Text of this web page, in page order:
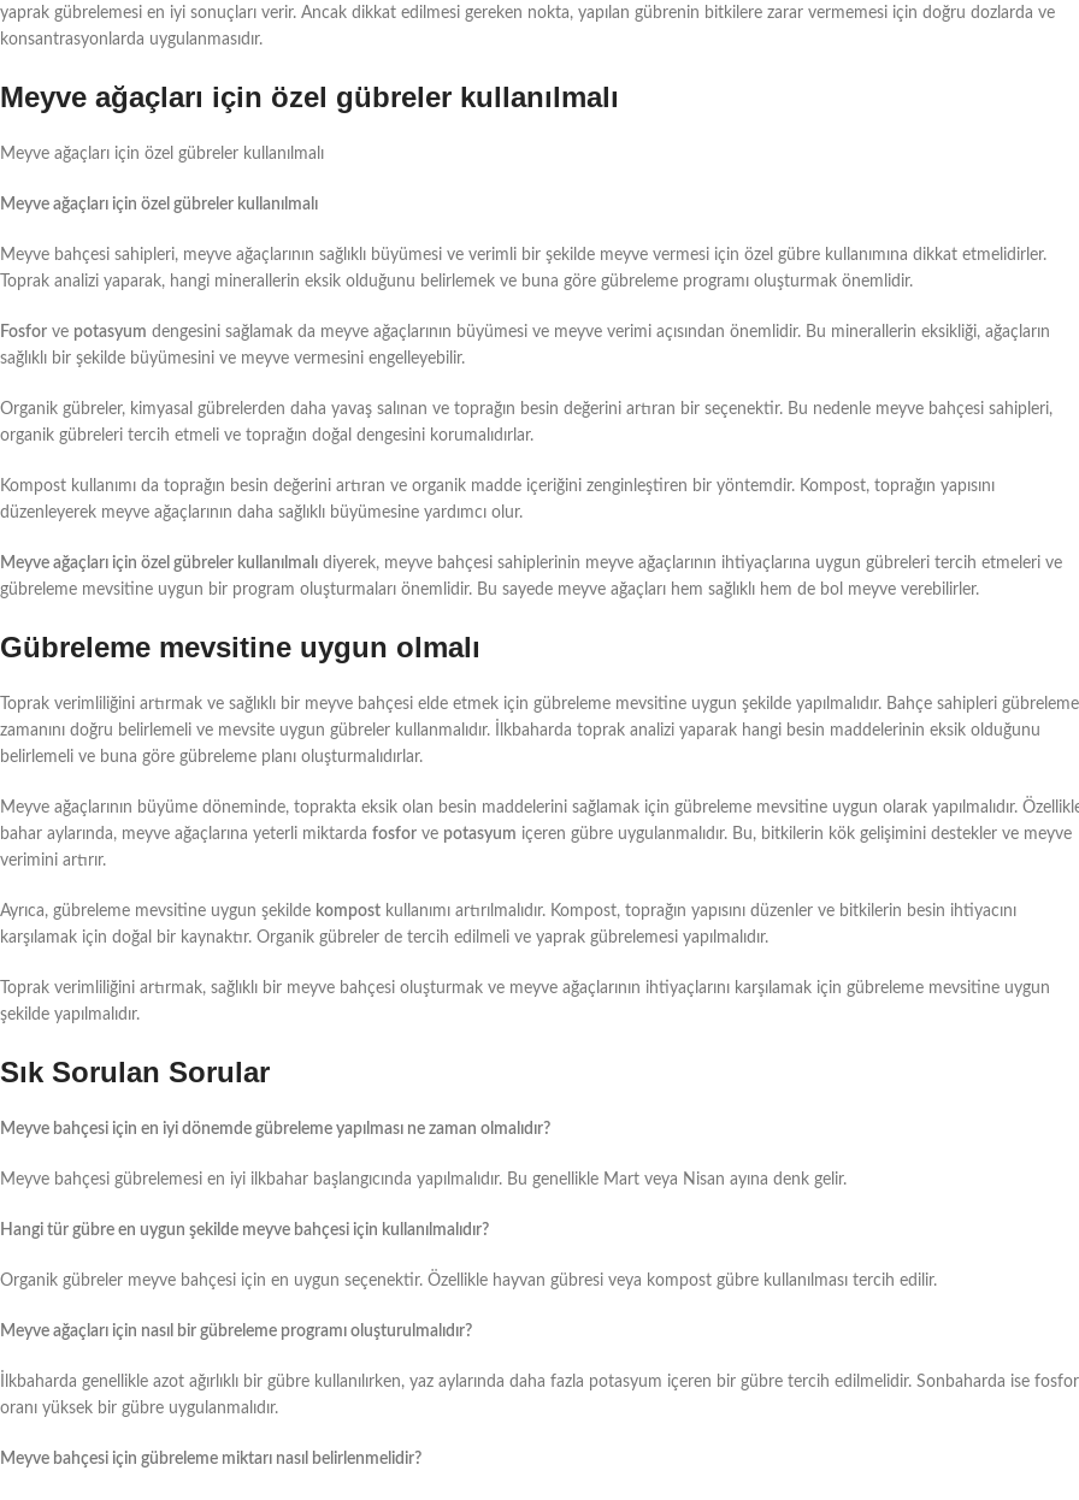
yaprak gübrelemesi en iyi sonuçları verir. Ancak dikkat edilmesi gereken nokta, yapılan gübrenin bitkilere zarar vermemesi için doğru dozlarda ve
konsantrasyonlarda uygulanmasıdır.
Meyve ağaçları için özel gübreler kullanılmalı
Meyve ağaçları için özel gübreler kullanılmalı
Meyve ağaçları için özel gübreler kullanılmalı
Meyve bahçesi sahipleri, meyve ağaçlarının sağlıklı büyümesi ve verimli bir şekilde meyve vermesi için özel gübre kullanımına dikkat etmelidirler.
Toprak analizi yaparak, hangi minerallerin eksik olduğunu belirlemek ve buna göre gübreleme programı oluşturmak önemlidir.
Fosfor ve potasyum dengesini sağlamak da meyve ağaçlarının büyümesi ve meyve verimi açısından önemlidir. Bu minerallerin eksikliği, ağaçların
sağlıklı bir şekilde büyümesini ve meyve vermesini engelleyebilir.
Organik gübreler, kimyasal gübrelerden daha yavaş salınan ve toprağın besin değerini artıran bir seçenektir. Bu nedenle meyve bahçesi sahipleri,
organik gübreleri tercih etmeli ve toprağın doğal dengesini korumalıdırlar.
Kompost kullanımı da toprağın besin değerini artıran ve organik madde içeriğini zenginleştiren bir yöntemdir. Kompost, toprağın yapısını
düzenleyerek meyve ağaçlarının daha sağlıklı büyümesine yardımcı olur.
Meyve ağaçları için özel gübreler kullanılmalı diyerek, meyve bahçesi sahiplerinin meyve ağaçlarının ihtiyaçlarına uygun gübreleri tercih etmeleri ve
gübreleme mevsitine uygun bir program oluşturmaları önemlidir. Bu sayede meyve ağaçları hem sağlıklı hem de bol meyve verebilirler.
Gübreleme mevsitine uygun olmalı
Toprak verimliliğini artırmak ve sağlıklı bir meyve bahçesi elde etmek için gübreleme mevsitine uygun şekilde yapılmalıdır. Bahçe sahipleri gübreleme
zamanını doğru belirlemeli ve mevsite uygun gübreler kullanmalıdır. İlkbaharda toprak analizi yaparak hangi besin maddelerinin eksik olduğunu
belirlemeli ve buna göre gübreleme planı oluşturmalıdırlar.
Meyve ağaçlarının büyüme döneminde, toprakta eksik olan besin maddelerini sağlamak için gübreleme mevsitine uygun olarak yapılmalıdır.
bahar aylarında, meyve ağaçlarına yeterli miktarda fosfor ve potasyum içeren gübre uygulanmalıdır. Bu, bitkilerin kök gelişimini destekler ve meyve
verimini artırır.
Ayrıca, gübreleme mevsitine uygun şekilde kompost kullanımı artırılmalıdır. Kompost, toprağın yapısını düzenler ve bitkilerin besin ihtiyacını
karşılamak için doğal bir kaynaktır. Organik gübreler de tercih edilmeli ve yaprak gübrelemesi yapılmalıdır.
Toprak verimliliğini artırmak, sağlıklı bir meyve bahçesi oluşturmak ve meyve ağaçlarının ihtiyaçlarını karşılamak için gübreleme mevsitine uygun
şekilde yapılmalıdır.
Sık Sorulan Sorular
Meyve bahçesi için en iyi dönemde gübreleme yapılması ne zaman olmalıdır?
Meyve bahçesi gübrelemesi en iyi ilkbahar başlangıcında yapılmalıdır. Bu genellikle Mart veya Nisan ayına denk gelir.
Hangi tür gübre en uygun şekilde meyve bahçesi için kullanılmalıdır?
Organik gübreler meyve bahçesi için en uygun seçenektir. Özellikle hayvan gübresi veya kompost gübre kullanılması tercih edilir.
Meyve ağaçları için nasıl bir gübreleme programı oluşturulmalıdır?
İlkbaharda genellikle azot ağırlıklı bir gübre kullanılırken, yaz aylarında daha fazla potasyum içeren bir gübre tercih edilmelidir. Sonbaharda ise fosfor
oranı yüksek bir gübre uygulanmalıdır.
Meyve bahçesi için gübreleme miktarı nasıl belirlenmelidir?